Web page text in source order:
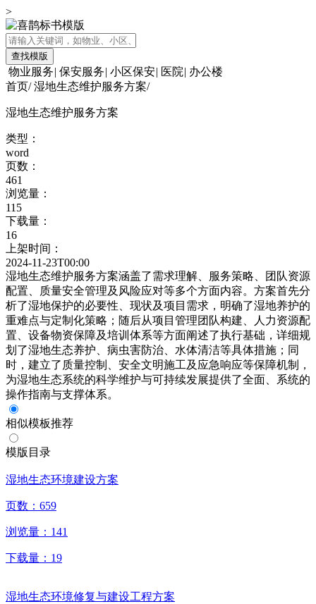
>
查找模版
物业服务| 保安服务| 小区保安| 医院| 办公楼
首页/ 湿地生态维护服务方案/
湿地生态维护服务方案
类型：
word
页数：
461
浏览量：
115
下载量：
16
上架时间：
2024-11-23T00:00
湿地生态维护服务方案涵盖了需求理解、服务策略、团队资源
配置、质量安全管理及风险应对等多个方面内容。方案首先分
析了湿地保护的必要性、现状及项目需求，明确了湿地养护的
重难点与定制化策略；随后从项目管理团队构建、人力资源配
置、设备物资保障及培训体系等方面阐述了执行基础，详细规
划了湿地生态养护、病虫害防治、水体清洁等具体措施；同
时，建立了质量控制、安全文明施工及应急响应等保障机制，
为湿地生态系统的科学维护与可持续发展提供了全面、系统的
操作指南与支撑体系。
相似模板推荐
模版目录
湿地生态环境建设方案
页数： 659
浏览量： 141
下载量： 19
湿地生态环境修复与建设工程方案